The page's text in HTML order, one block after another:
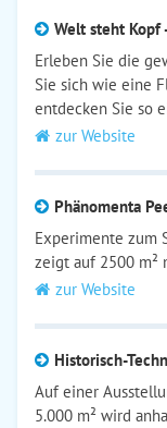
Welt steht Kopf
Erleben Sie die
Sie sich wie eine
entdecken Sie so
zur Website
Phänomenta
Experimente zum
zeigt auf 2500 m²
zur Website
Historisch-
Auf einer
5.000 m² wird